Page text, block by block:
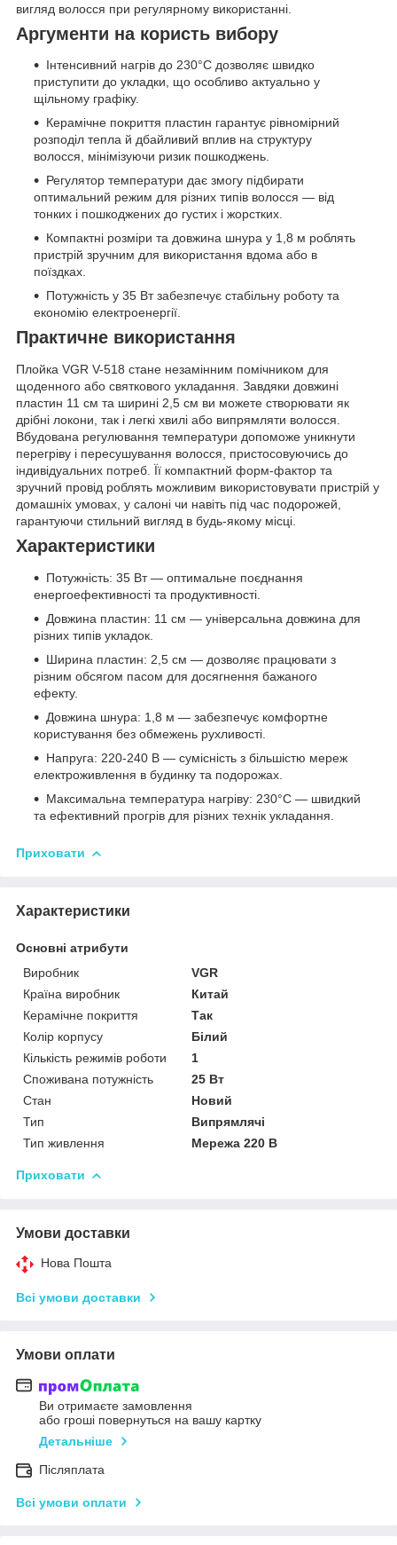
вигляд волосся при регулярному використанні.
Аргументи на користь вибору
Інтенсивний нагрів до 230°C дозволяє швидко
приступити до укладки, що особливо актуально у
щільному графіку.
Керамічне покриття пластин гарантує рівномірний
розподіл тепла й дбайливий вплив на структуру
волосся, мінімізуючи ризик пошкоджень.
Регулятор температури дає змогу підбирати
оптимальний режим для різних типів волосся — від
тонких і пошкоджених до густих і жорстких.
Компактні розміри та довжина шнура у 1,8 м роблять
пристрій зручним для використання вдома або в
поїздках.
Потужність у 35 Вт забезпечує стабільну роботу та
економію електроенергії.
Практичне використання
Плойка VGR V-518 стане незамінним помічником для
щоденного або святкового укладання. Завдяки довжині
пластин 11 см та ширині 2,5 см ви можете створювати як
дрібні локони, так і легкі хвилі або випрямляти волосся.
Вбудована регулювання температури допоможе уникнути
перегріву і пересушування волосся, пристосовуючись до
індивідуальних потреб. Її компактний форм-фактор та
зручний провід роблять можливим використовувати пристрій у
домашніх умовах, у салоні чи навіть під час подорожей,
гарантуючи стильний вигляд в будь-якому місці.
Характеристики
Потужність: 35 Вт — оптимальне поєднання
енергоефективності та продуктивності.
Довжина пластин: 11 см — універсальна довжина для
різних типів укладок.
Ширина пластин: 2,5 см — дозволяє працювати з
різним обсягом пасом для досягнення бажаного
ефекту.
Довжина шнура: 1,8 м — забезпечує комфортне
користування без обмежень рухливості.
Напруга: 220-240 В — сумісність з більшістю мереж
електроживлення в будинку та подорожах.
Максимальна температура нагріву: 230°C — швидкий
та ефективний прогрів для різних технік укладання.
Приховати
Характеристики
Основні атрибути
Виробник
VGR
Країна виробник
Китай
Керамічне покриття
Так
Колір корпусу
Білий
Кількість режимів роботи
1
Споживана потужність
25 Вт
Стан
Новий
Тип
Випрямлячі
Тип живлення
Мережа 220 В
Приховати
Умови доставки
Нова Пошта
Всі умови доставки
Умови оплати
Ви отримаєте замовлення
або гроші повернуться на вашу картку
Детальніше
Післяплата
Всі умови оплати